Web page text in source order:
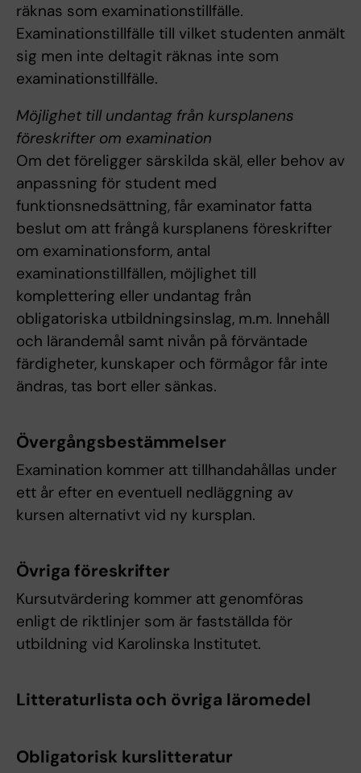
räknas som examinationstillfälle.
Examinationstillfälle till vilket studenten anmält
sig men inte deltagit räknas inte som
examinationstillfälle.
Möjlighet till undantag från kursplanens
föreskrifter om examination
Om det föreligger särskilda skäl, eller behov av
anpassning för student med
funktionsnedsättning, får examinator fatta
beslut om att frångå kursplanens föreskrifter
om examinationsform, antal
examinationstillfällen, möjlighet till
komplettering eller undantag från
obligatoriska utbildningsinslag, m.m. Innehåll
och lärandemål samt nivån på förväntade
färdigheter, kunskaper och förmågor får inte
ändras, tas bort eller sänkas.
Övergångsbestämmelser
Examination kommer att tillhandahållas under
ett år efter en eventuell nedläggning av
kursen alternativt vid ny kursplan.
Övriga föreskrifter
Kursutvärdering kommer att genomföras
enligt de riktlinjer som är fastställda för
utbildning vid Karolinska Institutet.
Litteraturlista och övriga läromedel
Obligatorisk kurslitteratur